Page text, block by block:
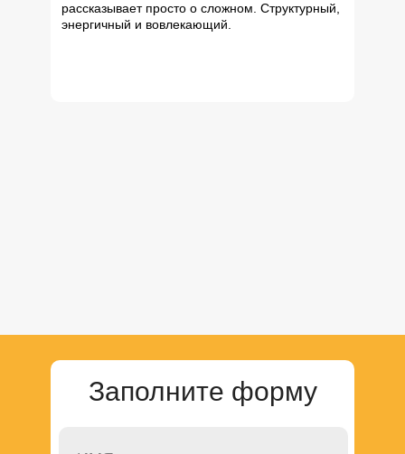
рассказывает просто о сложном. Структурный,
энергичный и вовлекающий.
Заполните форму